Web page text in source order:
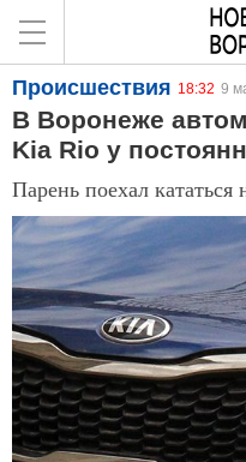
Происшествия 18:32 9
В Воронеже
Kia Rio у
Парень поехал